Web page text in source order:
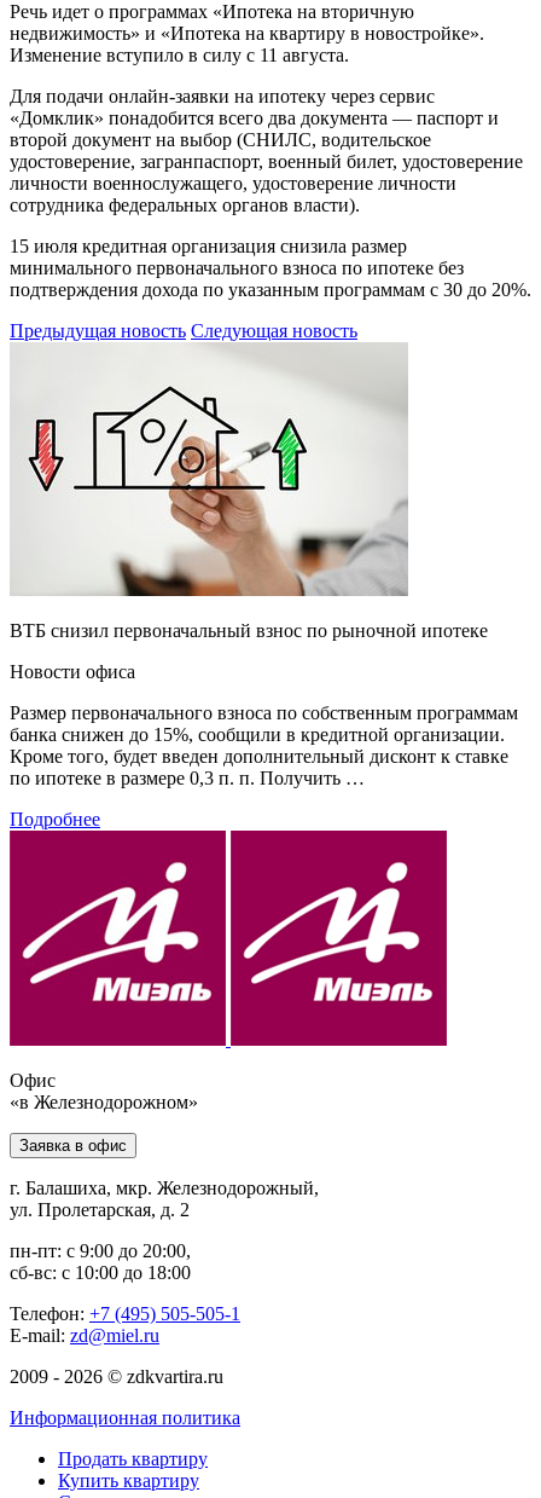
Речь идет о программах «Ипотека на вторичную
недвижимость» и «Ипотека на квартиру в новостройке».
Изменение вступило в силу с 11 августа.
Для подачи онлайн-заявки на ипотеку через сервис
«Домклик» понадобится всего два документа — паспорт и
второй документ на выбор (СНИЛС, водительское
удостоверение, загранпаспорт, военный билет, удостоверение
личности военнослужащего, удостоверение личности
сотрудника федеральных органов власти).
15 июля кредитная организация снизила размер
минимального первоначального взноса по ипотеке без
подтверждения дохода по указанным программам с 30 до 20%.
Предыдущая новость Следующая новость
ВТБ снизил первоначальный взнос по рыночной ипотеке
Новости офиса
Размер первоначального взноса по собственным программам
банка снижен до 15%, сообщили в кредитной организации.
Кроме того, будет введен дополнительный дисконт к ставке
по ипотеке в размере 0,3 п. п. Получить …
Подробнее
Офис
«в Железнодорожном»
Заявка в офис
г. Балашиха, мкр. Железнодорожный,
ул. Пролетарская, д. 2
пн-пт: с 9:00 до 20:00,
сб-вс: с 10:00 до 18:00
Телефон: +7 (495) 505-505-1
E-mail: zd@miel.ru
2009 - 2026 © zdkvartira.ru
Информационная политика
Продать квартиру
Купить квартиру